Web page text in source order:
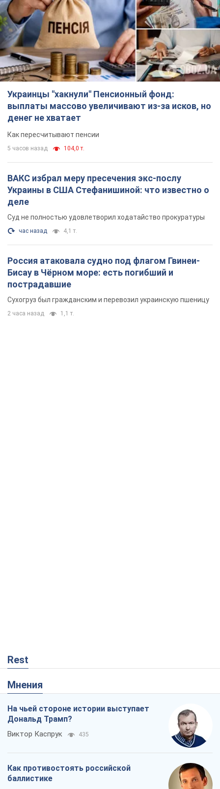
Украинцы "хакнули" Пенсионный фонд:
выплаты массово увеличивают из-за исков, но
денег не хватает
Как пересчитывают пенсии
5 часов назад 104,0 т.
ВАКС избрал меру пресечения экс-послу
Украины в США Стефанишиной: что известно о
деле
Суд не полностью удовлетворил ходатайство прокуратуры
час назад 4,1 т.
Россия атаковала судно под флагом Гвинеи-
Бисау в Чёрном море: есть погибший и
пострадавшие
Сухогруз был гражданским и перевозил украинскую пшеницу
2 часа назад 1,1 т.
Rest
Мнения
На чьей стороне истории выступает
Дональд Трамп?
Виктор Каспрук 435
Как противостоять российской
баллистике